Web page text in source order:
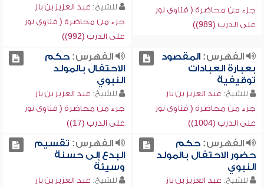
جزء من محاضرة ( فتاوى نور
على الدرب (989))
للشيخ: عبد العزيز بن باز
جزء من محاضرة ( فتاوى نور
على الدرب (992))
الفهرس:المقصود
بعبارة العبادات
توقيفية
للشيخ: عبد العزيز بن باز
جزء من محاضرة ( فتاوى نور
على الدرب (1004))
الفهرس:حكم
الاحتفال بالمولد
النبوي
للشيخ: عبد العزيز بن باز
جزء من محاضرة ( فتاوى نور
على الدرب (17))
الفهرس:حكم
حضور الاحتفال بالمولد
النبوي
للشيخ: عبد العزيز بن باز
الفهرس: تقسيم
البدع إلى حسنة
وسيئة
للشيخ: عبد العزيز بن باز